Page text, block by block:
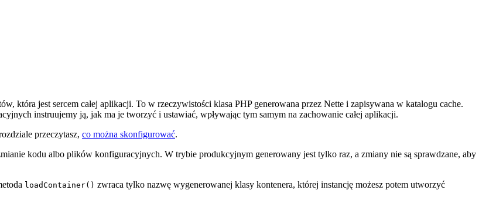
która jest sercem całej aplikacji. To w rzeczywistości klasa PHP generowana przez Nette i zapisywana w katalogu cache.
instruujemy ją, jak ma je tworzyć i ustawiać, wpływając tym samym na zachowanie całej aplikacji.
przeczytasz, co można skonfigurować.
kodu albo plików konfiguracyjnych. W trybie produkcyjnym generowany jest tylko raz, a zmiany nie są sprawdzane, aby
loadContainer() zwraca tylko nazwę wygenerowanej klasy kontenera, której instancję możesz potem utworzyć